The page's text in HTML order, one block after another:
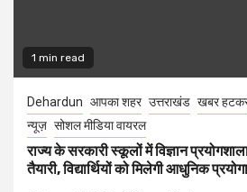
1 min read
Dehardun आपका शहर उत्तराखंड खबर
न्यूज़ सोशल मीडिया वायरल
राज्य के सरकारी स्कूलों में विज्ञान
तैयारी, विद्यार्थियों को मिलेगी आधुनिक